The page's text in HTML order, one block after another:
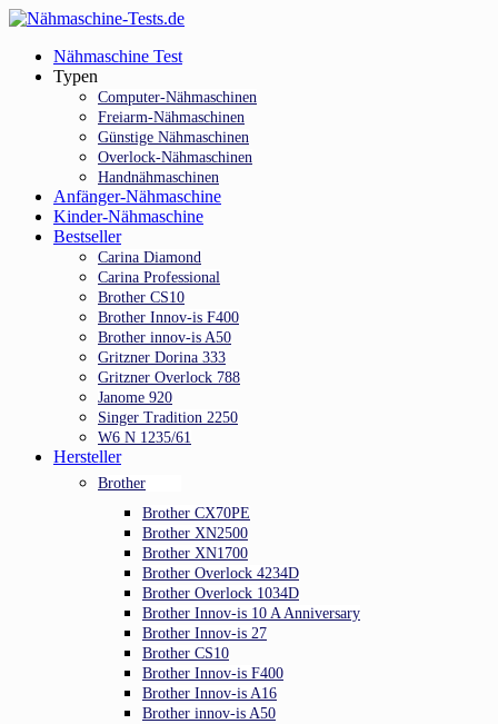
Skip
main
content
Menu
Nähmaschine Test
Typen
Computer-Nähmaschinen
Freiarm-Nähmaschinen
Günstige Nähmaschinen
Overlock-Nähmaschinen
Handnähmaschinen
Anfänger-Nähmaschine
Kinder-Nähmaschine
Bestseller
Carina Diamond
Carina Professional
Brother CS10
Brother Innov-is F400
Brother innov-is A50
Gritzner Dorina 333
Gritzner Overlock 788
Janome 920
Singer Tradition 2250
W6 N 1235/61
Hersteller
Brother
Brother CX70PE
Brother XN2500
Brother XN1700
Brother Overlock 4234D
Brother Overlock 1034D
Brother Innov-is 10 A Anniversary
Brother Innov-is 27
Brother CS10
Brother Innov-is F400
Brother Innov-is A16
Brother innov-is A50